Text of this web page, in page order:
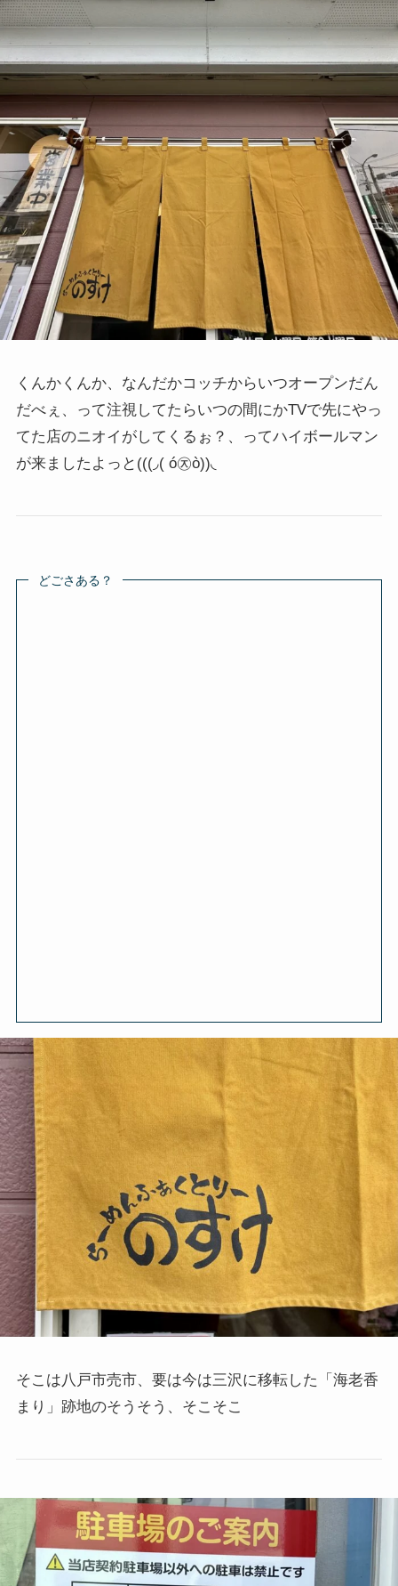
くんかくんか、なんだかコッチからいつオープンだん
だべぇ、って注視してたらいつの間にかTVで先にやっ
てた店のニオイがしてくるぉ？、ってハイボールマン
が来ましたよっと (((◞( ó㉨ò))◟
どごさある？
そこは八戸市売市、要は今は三沢に移転した「海老香
まり」跡地のそうそう、そこそこ